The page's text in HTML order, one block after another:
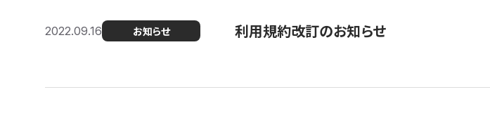
2022.09.16 お知らせ 利用規約改訂のお知らせ